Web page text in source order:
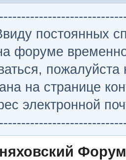
постоянных
форуме
на странице
электронной
Форум